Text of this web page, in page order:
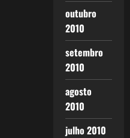
outubro
2010
setembro
2010
agosto
2010
julho 2010